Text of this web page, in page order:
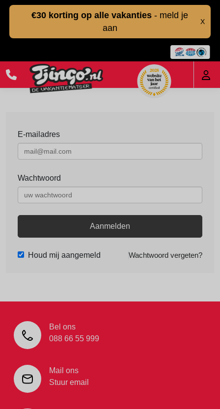
€30 korting op alle vakanties - meld je
aan
X
E-mailadres
Wachtwoord
Aanmelden
Houd mij aangemeld Wachtwoord vergeten?
Bel ons
088 66 55 999
Mail ons
Stuur email